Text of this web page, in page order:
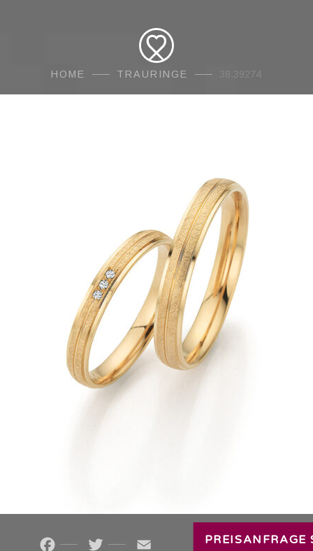
TRAURINGE
HOME TRAURINGE 38.39274
PREISANFRAGE
Facebook Twitter